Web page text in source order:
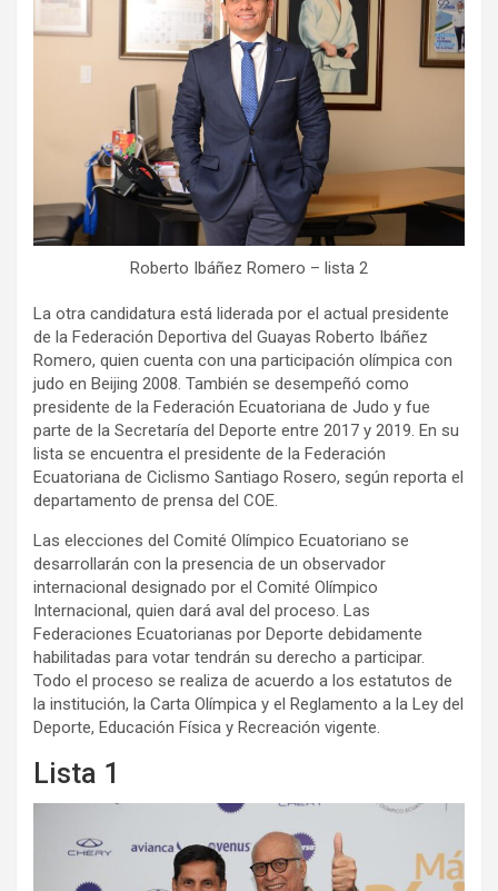
Roberto Ibáñez Romero – lista 2
La otra candidatura está liderada por el actual presidente
de la Federación Deportiva del Guayas Roberto Ibáñez
Romero, quien cuenta con una participación olímpica con
judo en Beijing 2008. También se desempeñó como
presidente de la Federación Ecuatoriana de Judo y fue
parte de la Secretaría del Deporte entre 2017 y 2019. En su
lista se encuentra el presidente de la Federación
Ecuatoriana de Ciclismo Santiago Rosero, según reporta el
departamento de prensa del COE.
Las elecciones del Comité Olímpico Ecuatoriano se
desarrollarán con la presencia de un observador
internacional designado por el Comité Olímpico
Internacional, quien dará aval del proceso. Las
Federaciones Ecuatorianas por Deporte debidamente
habilitadas para votar tendrán su derecho a participar.
Todo el proceso se realiza de acuerdo a los estatutos de
la institución, la Carta Olímpica y el Reglamento a la Ley del
Deporte, Educación Física y Recreación vigente.
Lista 1